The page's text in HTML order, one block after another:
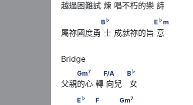
越過困難試 煉 唱不朽的樂 詩
B ♭ E
B ♭ E ♭m
屬祢國度勇 士 成就祢的旨 意
Gm7 F/A      　　
Gm7 F/A B ♭
父親的心 轉 向兒   女
E ♭ F　　　Gm
E ♭ F Gm7